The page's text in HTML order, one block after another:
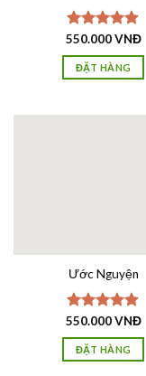
Được xếp
hạng5.00
5 sao
550.000VNĐ
ĐẶT HÀNG
Ước Nguyện
Được xếp
hạng5.00
5 sao
550.000VNĐ
ĐẶT HÀNG